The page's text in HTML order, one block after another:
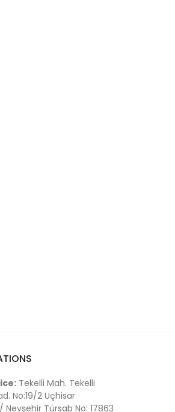
Tekelli Mah. Tekelli
No:19/2 Uçhisar
Nevşehir Türsab No: 17863